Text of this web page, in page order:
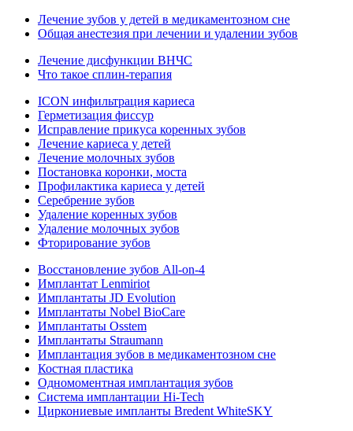
Лечение зубов у детей в медикаментозном сне
Общая анестезия при лечении и удалении зубов
Лечение дисфункции ВНЧС
Что такое сплин-терапия
ICON инфильтрация кариеса
Герметизация фиссур
Исправление прикуса коренных зубов
Лечение кариеса у детей
Лечение молочных зубов
Постановка коронки, моста
Профилактика кариеса у детей
Серебрение зубов
Удаление коренных зубов
Удаление молочных зубов
Фторирование зубов
Восстановление зубов All‑on‑4
Имплантат Lenmiriot
Имплантаты JD Evolution
Имплантаты Nobel BioСare
Имплантаты Osstem
Имплантаты Straumann
Имплантация зубов в медикаментозном сне
Костная пластика
Одномоментная имплантация зубов
Система имплантации Hi-Tech
Циркониевые импланты Bredent WhiteSKY